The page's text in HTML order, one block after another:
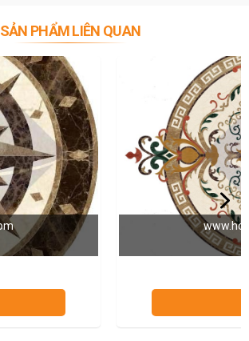
SẢN PHẨM LIÊN QUAN
www.hoanggiaphatstone.com
0972 101 656